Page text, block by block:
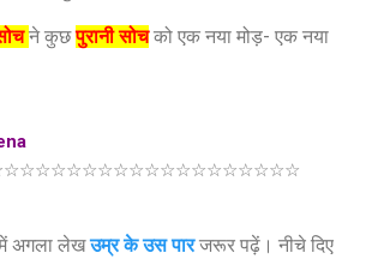
ने कुछपुरानी सोच को एक नया मोड़- एक नया
में अगला लेखउम्र के उस पारजरूर पढ़ें। नीचे दिए